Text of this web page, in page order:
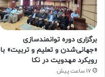
برگزاری دوره توانمندسازی
«جهانی‌شدن و تعلیم و تربیت» با
رویکرد مهدویت در نکا
17 ساعت پیش